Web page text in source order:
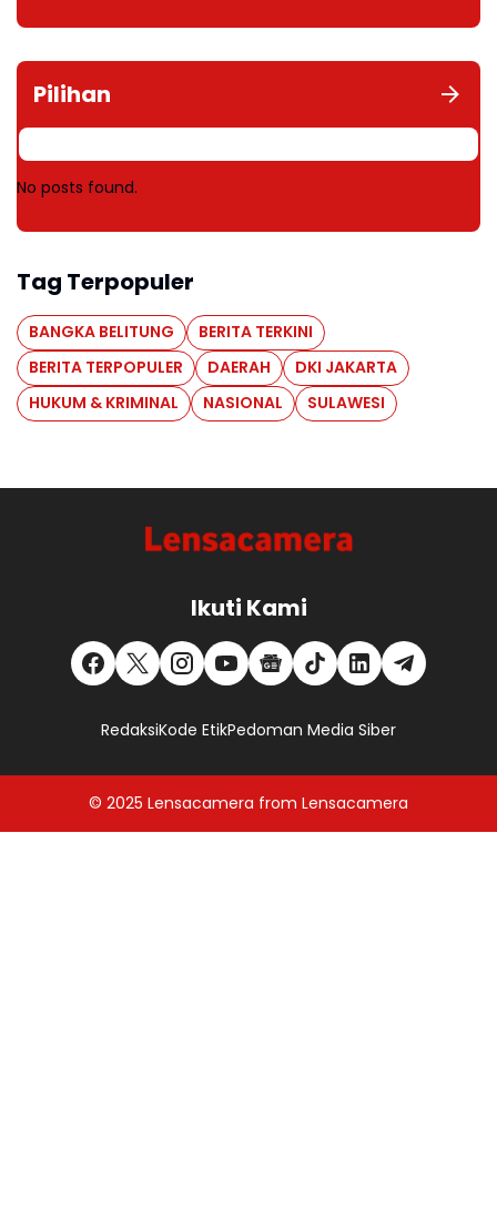
Pilihan
No posts found.
Tag Terpopuler
BANGKA BELITUNG
BERITA TERKINI
BERITA TERPOPULER
DAERAH
DKI JAKARTA
HUKUM & KRIMINAL
NASIONAL SULAWESI
Ikuti Kami
RedaksiKode EtikPedoman Media Siber
© 2025 Lensacamera from Lensacamera